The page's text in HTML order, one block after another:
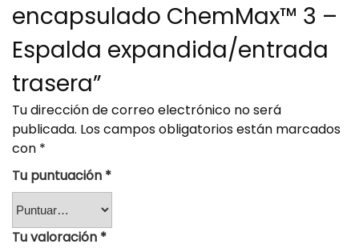
encapsulado ChemMax™ 3 –
Espalda expandida/entrada
trasera”
Tu dirección de correo electrónico no será
publicada. Los campos obligatorios están marcados
con *
Tu puntuación *
Tu valoración *